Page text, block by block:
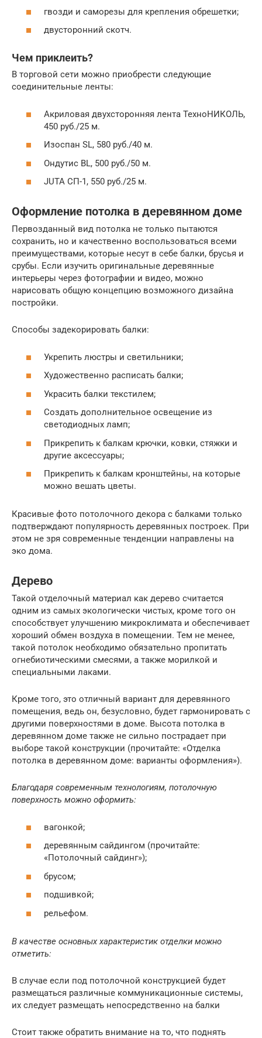
гвозди и саморезы для крепления обрешетки;
двусторонний скотч.
Чем приклеить?
В торговой сети можно приобрести следующие
соединительные ленты:
Акриловая двухсторонняя лента ТехноНИКОЛЬ,
450 руб./25 м.
Изоспан SL, 580 руб./40 м.
Ондутис BL, 500 руб./50 м.
JUTA СП-1, 550 руб./25 м.
Оформление потолка в деревянном доме
Первозданный вид потолка не только пытаются
сохранить, но и качественно воспользоваться всеми
преимуществами, которые несут в себе балки, брусья и
срубы. Если изучить оригинальные деревянные
интерьеры через фотографии и видео, можно
нарисовать общую концепцию возможного дизайна
постройки.
Способы задекорировать балки:
Укрепить люстры и светильники;
Художественно расписать балки;
Украсить балки текстилем;
Создать дополнительное освещение из
светодиодных ламп;
Прикрепить к балкам крючки, ковки, стяжки и
другие аксессуары;
Прикрепить к балкам кронштейны, на которые
можно вешать цветы.
Красивые фото потолочного декора с балками только
подтверждают популярность деревянных построек. При
этом не зря современные тенденции направлены на
эко дома.
Дерево
Такой отделочный материал как дерево считается
одним из самых экологически чистых, кроме того он
способствует улучшению микроклимата и обеспечивает
хороший обмен воздуха в помещении. Тем не менее,
такой потолок необходимо обязательно пропитать
огнебиотическими смесями, а также морилкой и
специальными лаками.
Кроме того, это отличный вариант для деревянного
помещения, ведь он, безусловно, будет гармонировать с
другими поверхностями в доме. Высота потолка в
деревянном доме также не сильно пострадает при
выборе такой конструкции (прочитайте: «Отделка
потолка в деревянном доме: варианты оформления»).
Благодаря современным технологиям, потолочную
поверхность можно оформить:
вагонкой;
деревянным сайдингом (прочитайте:
«Потолочный сайдинг»);
брусом;
подшивкой;
рельефом.
В качестве основных характеристик отделки можно
отметить:
В случае если под потолочной конструкцией будет
размещаться различные коммуникационные системы,
их следует размещать непосредственно на балки
Стоит также обратить внимание на то, что поднять